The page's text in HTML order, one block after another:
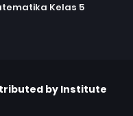
Kelas 5
byInstitute